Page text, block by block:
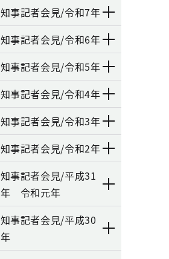
知事記者会見/令和7年
知事記者会見/令和6年
知事記者会見/令和5年
知事記者会見/令和4年
知事記者会見/令和3年
知事記者会見/令和2年
知事記者会見/平成31
年 令和元年
知事記者会見/平成30
年